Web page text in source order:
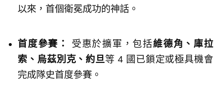
以來，首個衛冕成功的神話。
首度參賽： 受惠於擴軍，包括維德角、庫拉
索、烏茲別克、約旦等 4 國已鎖定或極具機會
完成隊史首度參賽。